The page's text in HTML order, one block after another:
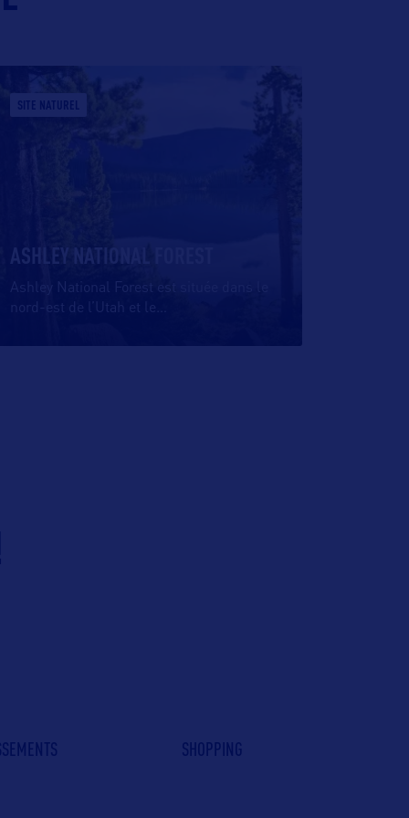
SITE NATUREL
ASHLEY NATIONAL FOREST
Ashley National Forest est située dans le
nord-est de l’Utah et le
SHOPPING